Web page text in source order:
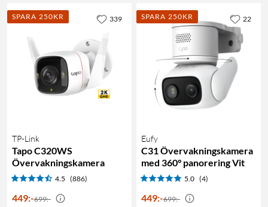
SPARA 250KR
TP-Link
Tapo C320WS
Övervakningskamera
4.5 (886)
449:-699:-
339 SPARA 250KR
Eufy
C31 Övervakningskamera
med 360° panorering Vit
5.0 (4)
449:-699:-
22